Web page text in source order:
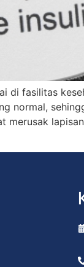
di fasilitas
normal,